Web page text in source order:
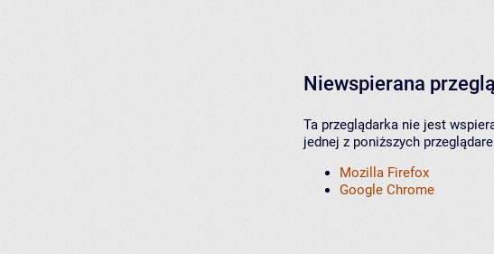
Niewspierana
Ta przeglądarka nie jest
jednej z poniższych
Mozilla Firefox
Google Chrome